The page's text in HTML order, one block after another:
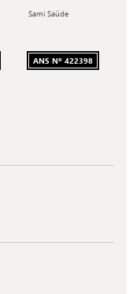
Sami Saúde
ANS Nº 422398